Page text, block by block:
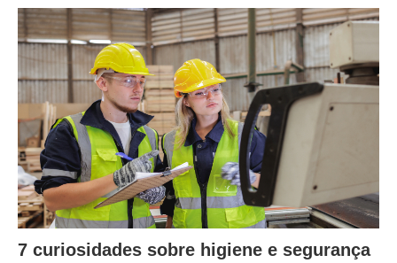
7 curiosidades sobre higiene e segurança